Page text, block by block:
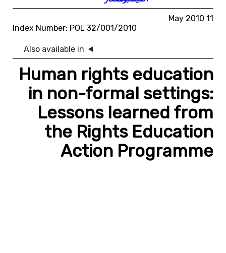
11 May 2010
Index Number: POL 32/001/2010
Also available in
Human rights education
in non-formal settings:
Lessons learned from
the Rights Education
Action Programme